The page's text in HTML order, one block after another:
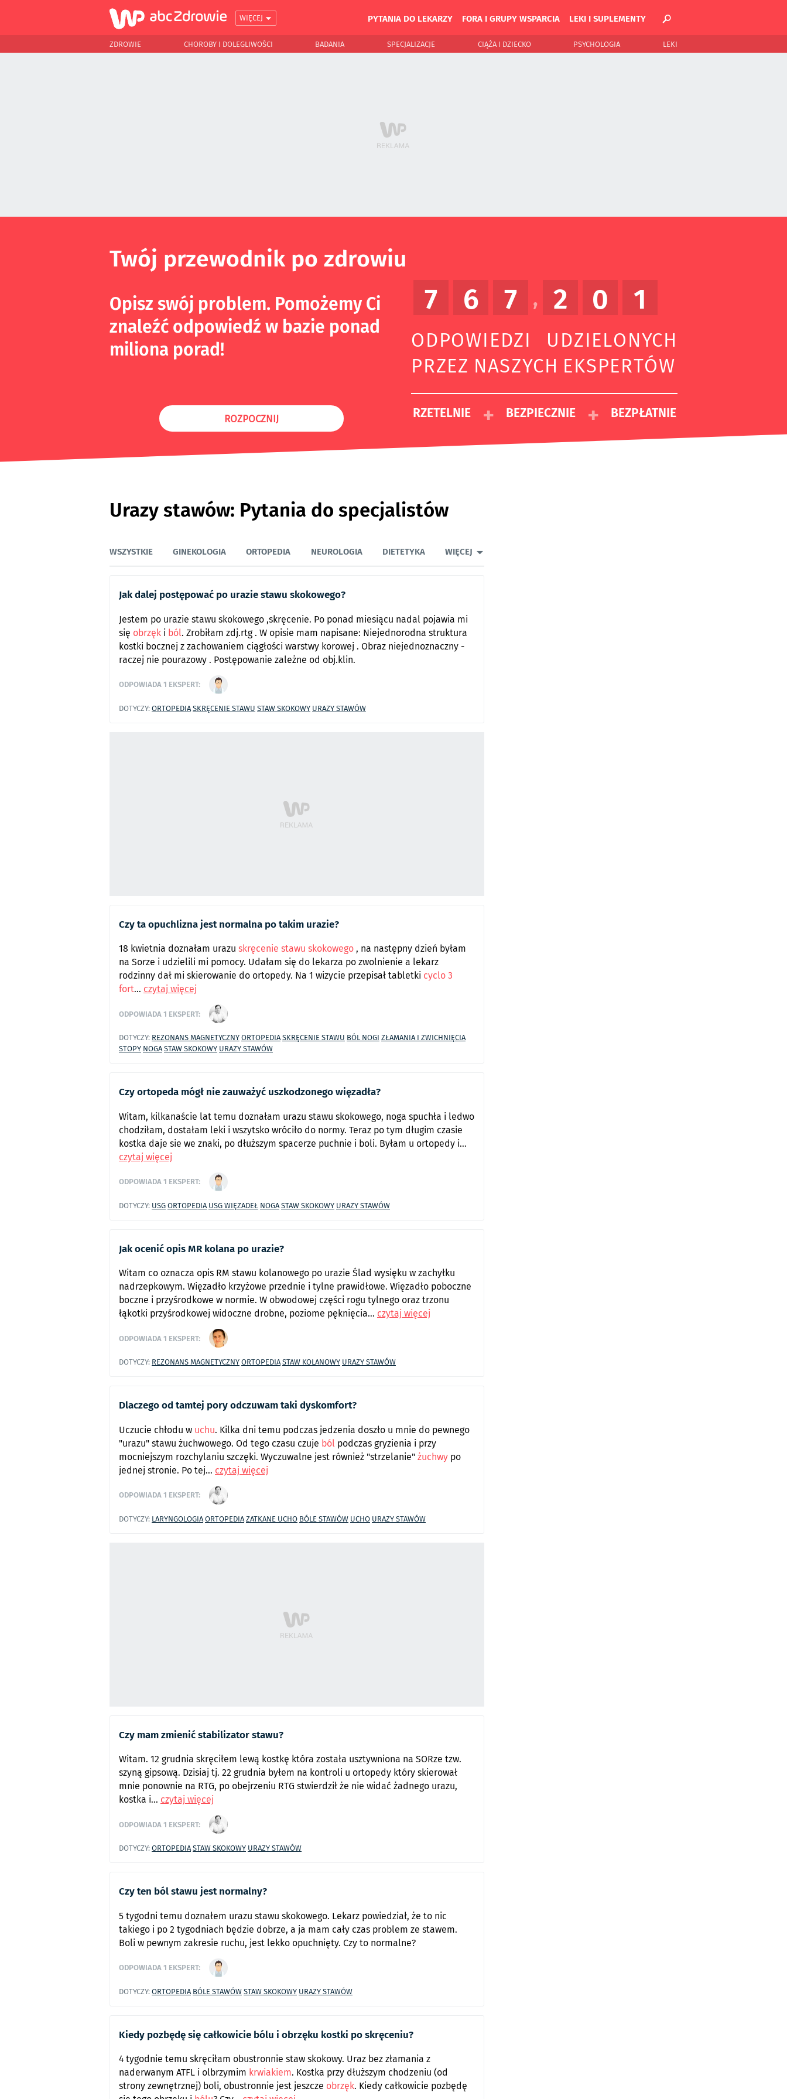
WIĘCEJ PYTANIA DO LEKARZY FORA I GRUPY WSPARCIA LEKI I SUPLEMENTY
ZDROWIE CHOROBY I DOLEGLIWOŚCI BADANIA SPECJALIZACJE CIĄŻA I DZIECKO PSYCHOLOGIA LEKI
Twój przewodnik po zdrowiu
Opisz swój problem. Pomożemy Ci
znaleźć odpowiedź w bazie ponad
miliona porad!
ROZPOCZNIJ
7 6 7 , 2 0 1
ODPOWIEDZI UDZIELONYCH
PRZEZ NASZYCH EKSPERTÓW
RZETELNIE + BEZPIECZNIE + BEZPŁATNIE
Urazy stawów: Pytania do specjalistów
WSZYSTKIE GINEKOLOGIA ORTOPEDIA NEUROLOGIA DIETETYKA WIĘCEJ
Jak dalej postępować po urazie stawu skokowego?
Jestem po urazie stawu skokowego ,skręcenie. Po ponad miesiącu nadal pojawia mi
się obrzęk i ból. Zrobiłam zdj.rtg . W opisie mam napisane: Niejednorodna struktura
kostki bocznej z zachowaniem ciągłości warstwy korowej . Obraz niejednoznaczny -
raczej nie pourazowy . Postępowanie zależne od obj.klin.
ODPOWIADA1 EKSPERT:
DOTYCZY:ORTOPEDIASKRĘCENIE STAWU STAW SKOKOWY URAZY STAWÓW
Czy ta opuchlizna jest normalna po takim urazie?
18 kwietnia doznałam urazu skręcenie stawu skokowego, na następny dzień byłam
na Sorze i udzielili mi pomocy. Udałam się do lekarza po zwolnienie a lekarz
rodzinny dał mi skierowanie do ortopedy. Na 1 wizycie przepisał tabletki cyclo 3
fort... czytaj więcej
ODPOWIADA1 EKSPERT:
DOTYCZY: REZONANS MAGNETYCZNYORTOPEDIASKRĘCENIE STAWU BÓL NOGI ZŁAMANIA I ZWICHNIĘCIA
STOPY NOGASTAW SKOKOWY URAZY STAWÓW
Czy ortopeda mógł nie zauważyć uszkodzonego więzadła?
Witam, kilkanaście lat temu doznałam urazu stawu skokowego, noga spuchła i ledwo
chodziłam, dostałam leki i wszytsko wróciło do normy. Teraz po tym długim czasie
kostka daje sie we znaki, po dłuższym spacerze puchnie i boli. Byłam u ortopedy i...
czytaj więcej
ODPOWIADA1 EKSPERT:
DOTYCZY: USGORTOPEDIA USG WIĘZADEŁ NOGASTAW SKOKOWY URAZY STAWÓW
Jak ocenić opis MR kolana po urazie?
Witam co oznacza opis RM stawu kolanowego po urazie Ślad wysięku w zachyłku
nadrzepkowym. Więzadło krzyżowe przednie i tylne prawidłowe. Więzadło poboczne
boczne i przyśrodkowe w normie. W obwodowej części rogu tylnego oraz trzonu
łąkotki przyśrodkowej widoczne drobne, poziome pęknięcia... czytaj więcej
ODPOWIADA1 EKSPERT:
DOTYCZY: REZONANS MAGNETYCZNYORTOPEDIASTAW KOLANOWY URAZY STAWÓW
Dlaczego od tamtej pory odczuwam taki dyskomfort?
Uczucie chłodu w uchu. Kilka dni temu podczas jedzenia doszło u mnie do pewnego
"urazu" stawu żuchwowego. Od tego czasu czuje ból podczas gryzienia i przy
mocniejszym rozchylaniu szczęki. Wyczuwalne jest również "strzelanie"żuchwy po
jednej stronie. Po tej... czytaj więcej
ODPOWIADA1 EKSPERT:
DOTYCZY: LARYNGOLOGIAORTOPEDIAZATKANE UCHO BÓLE STAWÓW UCHO URAZY STAWÓW
Czy mam zmienić stabilizator stawu?
Witam. 12 grudnia skręciłem lewą kostkę która została usztywniona na SORze tzw.
szyną gipsową. Dzisiaj tj. 22 grudnia byłem na kontroli u ortopedy który skierował
mnie ponownie na RTG, po obejrzeniu RTG stwierdził że nie widać żadnego urazu,
kostka i... czytaj więcej
ODPOWIADA1 EKSPERT:
DOTYCZY:ORTOPEDIASTAW SKOKOWY URAZY STAWÓW
Czy ten ból stawu jest normalny?
5 tygodni temu doznałem urazu stawu skokowego. Lekarz powiedział, że to nic
takiego i po 2 tygodniach będzie dobrze, a ja mam cały czas problem ze stawem.
Boli w pewnym zakresie ruchu, jest lekko opuchnięty. Czy to normalne?
ODPOWIADA1 EKSPERT:
DOTYCZY:ORTOPEDIA BÓLE STAWÓWSTAW SKOKOWY URAZY STAWÓW
Kiedy pozbędę się całkowicie bólu i obrzęku kostki po skręceniu?
4 tygodnie temu skręciłam obustronnie staw skokowy. Uraz bez złamania z
naderwanym ATFL i olbrzymim krwiakiem. Kostka przy dłuższym chodzeniu (od
strony zewnętrznej) boli, obustronnie jest jeszcze obrzęk. Kiedy całkowicie pozbędę